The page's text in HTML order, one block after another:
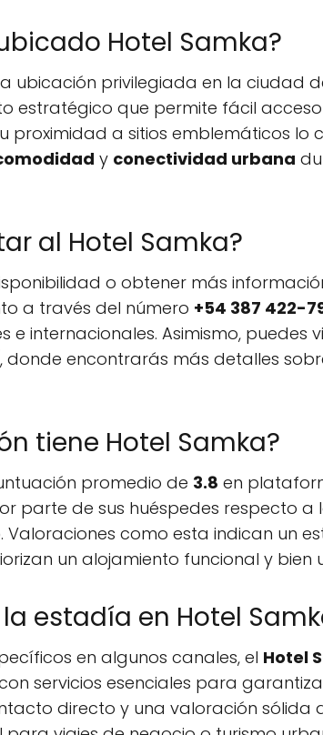
Hotel Samka?
ubicación privilegiada en la ciudad
estratégico que permite fácil
proximidad a sitios emblemáticos lo
y conectividad urbana
al Hotel Samka?
o obtener más
a través del número +54 387 422-
internacionales. Asimismo, puedes
, donde encontrarás más detalles
tiene Hotel Samka?
promedio de 3.8 en
parte de sus huéspedes respecto a
. Valoraciones como esta indican un
un alojamiento funcional y bien
estadía en Hotel
en algunos canales, el Hotel
servicios esenciales para
directo y una valoración